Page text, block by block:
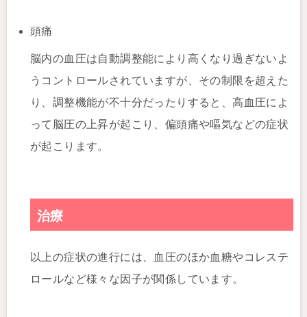
頭痛
脳内の血圧は自動調整能により高くなり過ぎないよ
うコントロールされていますが、その制限を超えた
り、調整機能が不十分だったりすると、高血圧によ
って脳圧の上昇が起こり、偏頭痛や嘔気などの症状
が起こります。
治療
以上の症状の進行には、血圧のほか血糖やコレステ
ロールなど様々な因子が関係しています。